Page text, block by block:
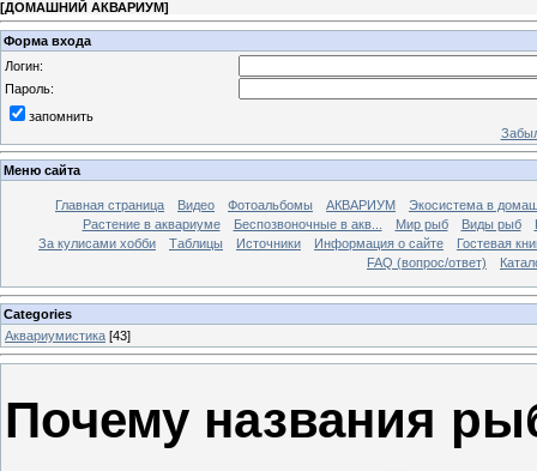
[ДОМАШНИЙ АКВАРИУМ]
Форма входа
Логин:
Пароль:
запомнить
Меню сайта
Главная страница Видео Фотоальбомы АКВАРИУМ
Экосистема в
Растение в аквариуме
Беспозвоночные в акв... Мир рыб Виды рыб
За кулисами хобби
Таблицы Источники Информация о сайте
Гостевая
FAQ (вопрос/ответ)
Categories
Аквариумистика [43]
Почему названия